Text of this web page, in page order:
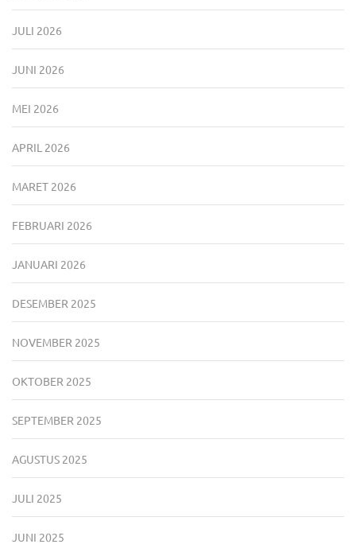
JULI 2026
JUNI 2026
MEI 2026
APRIL 2026
MARET 2026
FEBRUARI 2026
JANUARI 2026
DESEMBER 2025
NOVEMBER 2025
OKTOBER 2025
SEPTEMBER 2025
AGUSTUS 2025
JULI 2025
JUNI 2025